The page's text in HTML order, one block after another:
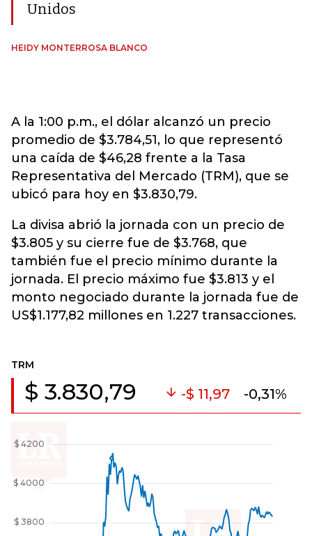
Unidos
HEIDY MONTERROSA BLANCO
A la 1:00 p.m., el dólar alcanzó un precio
promedio de $3.784,51, lo que representó
una caída de $46,28 frente a la Tasa
Representativa del Mercado (TRM), que se
ubicó para hoy en $3.830,79.
La divisa abrió la jornada con un precio de
$3.805 y su cierre fue de $3.768, que
también fue el precio mínimo durante la
jornada. El precio máximo fue $3.813 y el
monto negociado durante la jornada fue de
US$1.177,82 millones en 1.227 transacciones.